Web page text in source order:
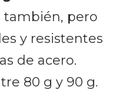
también, pero
y resistentes
de acero.
80 g y 90 g.